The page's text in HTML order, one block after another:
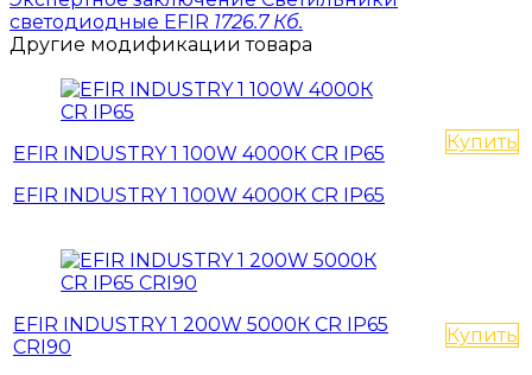
светодиодные EFIR 1726.7 Кб.
Другие модификации товара
EFIR INDUSTRY 1 100W 4000К CR IP65
EFIR INDUSTRY 1 100W 4000К CR IP65
Купить
EFIR INDUSTRY 1 200W 5000К CR IP65
CRI90
Купить